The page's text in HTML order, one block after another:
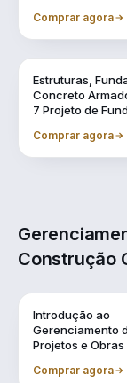
Estruturas Pré-
Fabricadas
Comprar agora
Estruturas,
Concreto
7 Projeto de
Comprar agora
Construção
Introdução ao
Gerenciamento
Projetos e Obras
Comprar agora